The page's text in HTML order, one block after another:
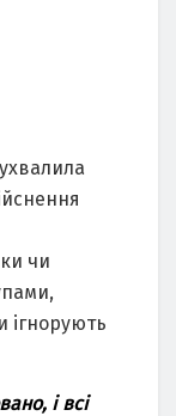
чи
ігнорують
і всі